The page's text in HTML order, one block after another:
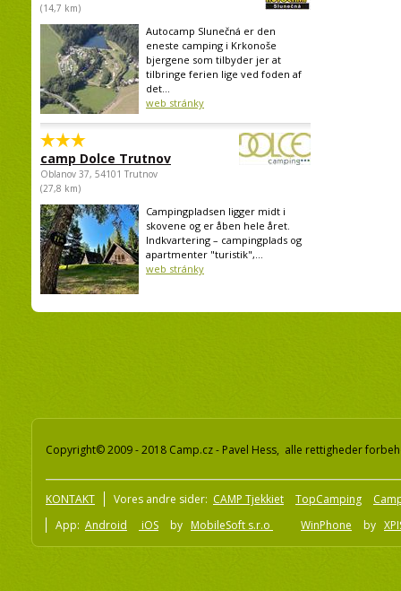
(14,7 km)
Autocamp Slunečná er den
eneste camping i Krkonoše
bjergene som tilbyder jer at
tilbringe ferien lige ved foden af
det...
web stránky
camp Dolce Trutnov
Oblanov 37, 54101 Trutnov
(27,8 km)
Campingpladsen ligger midt i
skovene og er åben hele året.
Indkvartering – campingplads og
apartmenter "turistik",...
web stránky
Copyright© 2009 - 2018 Camp.cz - Pavel Hess, alle rettigheder
KONTAKT Vores andre sider: CAMP Tjekkiet TopCamping
App: Android iOS by MobileSoft s.r.o WinPhone by